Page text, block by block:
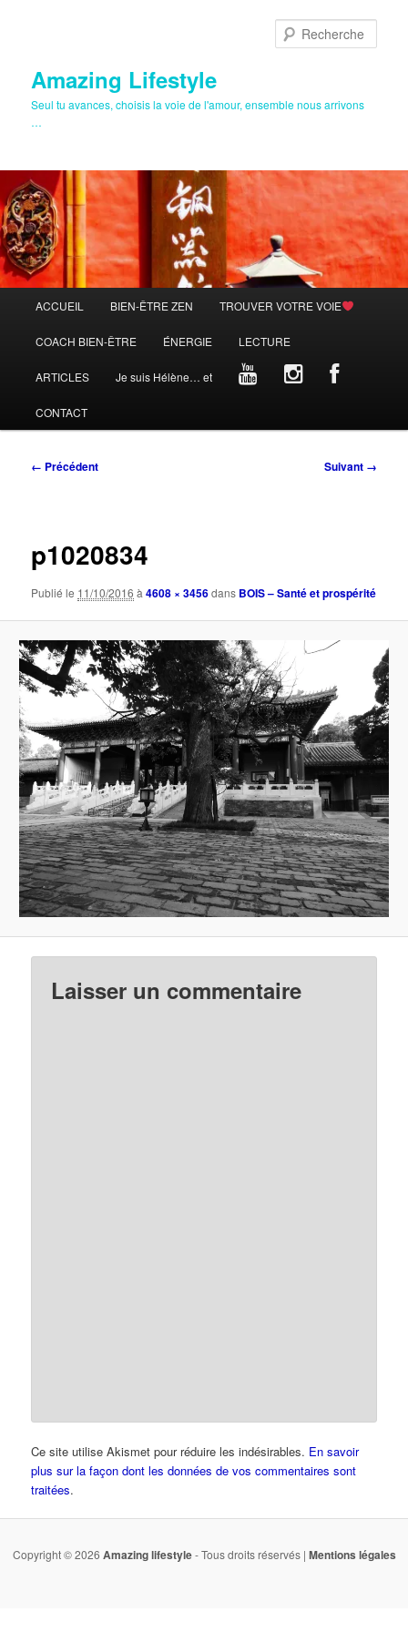
Amazing Lifestyle
Seul tu avances, choisis la voie de l'amour, ensemble nous arrivons
…
principal
ACCUEIL BIEN-ÊTRE ZEN TROUVER VOTRE VOIE
COACH BIEN-ÊTRE ÉNERGIE LECTURE
ARTICLES Je suis Hélène… et
CONTACT
Navigation
← Précédent Suivant →
p1020834
Publié le 11/10/2016 à4608 × 3456dans BOIS – Santé et prospérité
Laisser un commentaire
Ce site utilise Akismet pour réduire les indésirables. En savoir
plus sur la façon dont les données de vos commentaires sont
traitées.
Copyright © 2026 Amazing lifestyle- Tous droits réservés | Mentions légales